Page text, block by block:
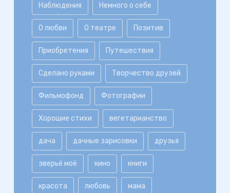
Наблюдения Немного о себе
О любви О театре Позитив
Приобретения Путешествия
Сделано руками Творчество друзей
Фильмофонд Фотографии
Хорошие стихи вегетарианство
дача дачные зарисовки друзья
зверьё моё кино книги
красота любовь мама